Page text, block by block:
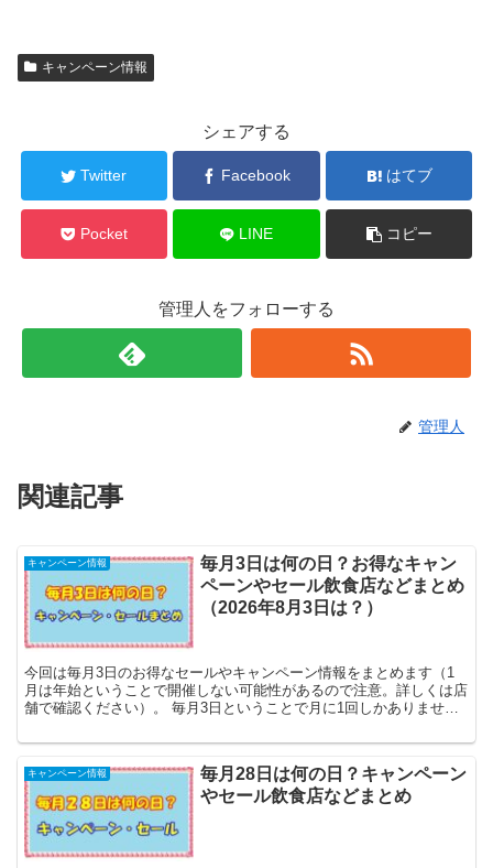
キャンペーン情報
シェアする
Twitter Facebook はてブ
Pocket LINE コピー
管理人をフォローする
管理人
関連記事
キャンペーン情報
毎月3日は何の日？お得なキャン
ペーンやセール飲食店などまとめ
（2026年8月3日は？）
今回は毎月3日のお得なセールやキャンペーン情報をまとめます（1
月は年始ということで開催しない可能性があるので注意。詳しくは店
舗で確認ください）。 毎月3日ということで月に1回しかありません
キャンペーン情報
毎月28日は何の日？キャンペーン
やセール飲食店などまとめ